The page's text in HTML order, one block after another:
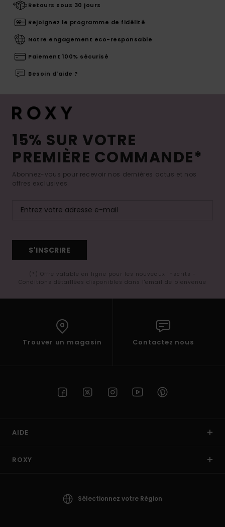
Retours sous 30 jours
Rejoignez le programme de fidélité
Notre engagement eco-responsable
Paiement 100% sécurisé
Besoin d'aide ?
15% SUR VOTRE
PREMIÈRE COMMANDE*
Abonnez-vous pour recevoir nos dernières actus et nos
offres exclusives.
S'INSCRIRE
(*) Offre valable en ligne pour les nouveaux inscrits -
Conditions détaillées disponibles dans l'email de bienvenue
Trouver un magasin Contactez nous
AIDE
ROXY
Sélectionnez votre Région